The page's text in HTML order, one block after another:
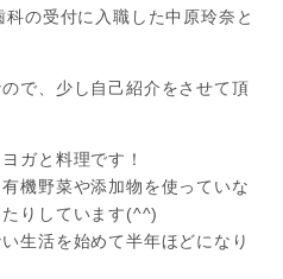
の受付に入職した中原玲奈と
で、少し自己紹介をさせて頂
ガと料理です！
機野菜や添加物を使っていな
りしています(^^)
生活を始めて半年ほどになり